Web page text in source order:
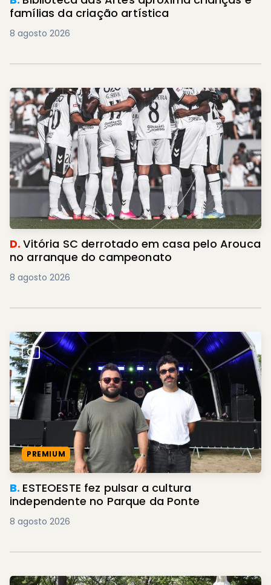
famílias da criação artística
8 agosto 2026
D.Vitória SC derrotado em casa pelo Arouca
no arranque do campeonato
8 agosto 2026
PREMIUM
B. ESTEOESTE fez pulsar a cultura
independente no Parque da Ponte
8 agosto 2026